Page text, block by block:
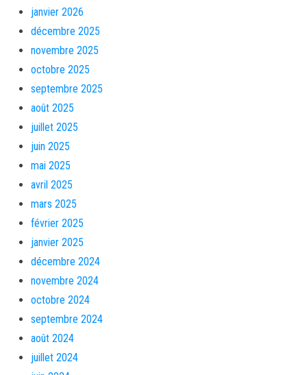
janvier 2026
décembre 2025
novembre 2025
octobre 2025
septembre 2025
août 2025
juillet 2025
juin 2025
mai 2025
avril 2025
mars 2025
février 2025
janvier 2025
décembre 2024
novembre 2024
octobre 2024
septembre 2024
août 2024
juillet 2024